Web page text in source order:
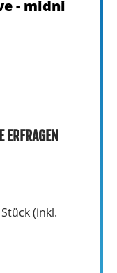
- midni
(inkl.